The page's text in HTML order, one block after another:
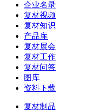
企业名录
复材视频
复材知识
产品库
复材展会
复材工作
复材问答
图库
资料下载
复材制品